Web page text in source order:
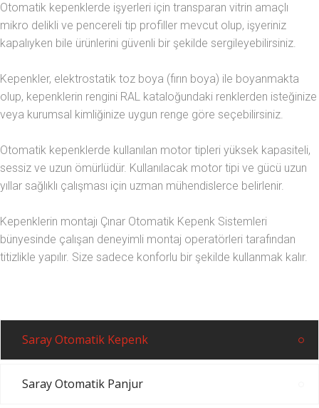
Otomatik kepenklerde işyerleri için transparan vitrin amaçlı
mikro delikli ve pencereli tip profiller mevcut olup, işyeriniz
kapalıyken bile ürünlerini güvenli bir şekilde sergileyebilirsiniz.
Kepenkler, elektrostatik toz boya (fırın boya) ile boyanmakta
olup, kepenklerin rengini RAL kataloğundaki renklerden isteğinize
veya kurumsal kimliğinize uygun renge göre seçebilirsiniz.
Otomatik kepenklerde kullanılan motor tipleri yüksek kapasiteli,
sessiz ve uzun ömürlüdür. Kullanılacak motor tipi ve gücü uzun
yıllar sağlıklı çalışması için uzman mühendislerce belirlenir.
Kepenklerin montajı Çınar Otomatik Kepenk Sistemleri
bünyesinde çalışan deneyimli montaj operatörleri tarafından
titizlikle yapılır. Size sadece konforlu bir şekilde kullanmak kalır.
Saray Otomatik Kepenk
Saray Otomatik Panjur